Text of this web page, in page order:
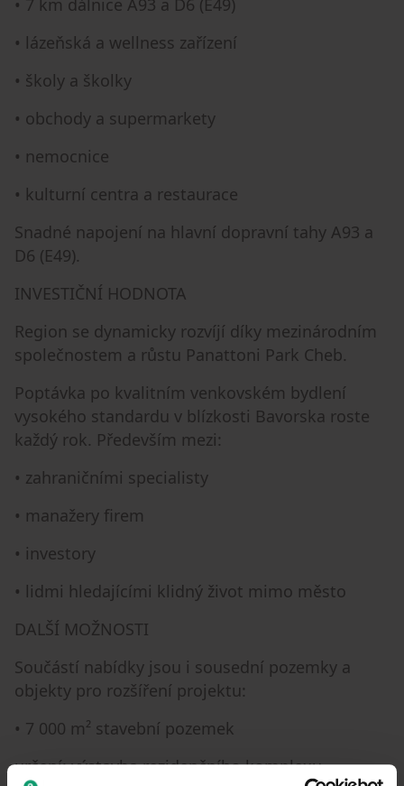
• 7 km dálnice A93 a D6 (E49)
• lázeňská a wellness zařízení
• školy a školky
• obchody a supermarkety
• nemocnice
• kulturní centra a restaurace
Snadné napojení na hlavní dopravní tahy A93 a
D6 (E49).
INVESTIČNÍ HODNOTA
Region se dynamicky rozvíjí díky mezinárodním
společnostem a růstu Panattoni Park Cheb.
Poptávka po kvalitním venkovském bydlení
vysokého standardu v blízkosti Bavorska roste
každý rok. Především mezi:
• zahraničními specialisty
• manažery firem
• investory
• lidmi hledajícími klidný život mimo město
DALŠÍ MOŽNOSTI
Součástí nabídky jsou i sousední pozemky a
objekty pro rozšíření projektu:
• 7 000 m² stavební pozemek
určení: výstavba rezidenčního komplexu,